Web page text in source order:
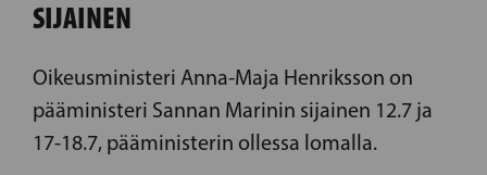
SIJAINEN
Oikeusministeri Anna-Maja Henriksson on
pääministeri Sannan Marinin sijainen 12.7 ja
17-18.7, pääministerin ollessa lomalla.